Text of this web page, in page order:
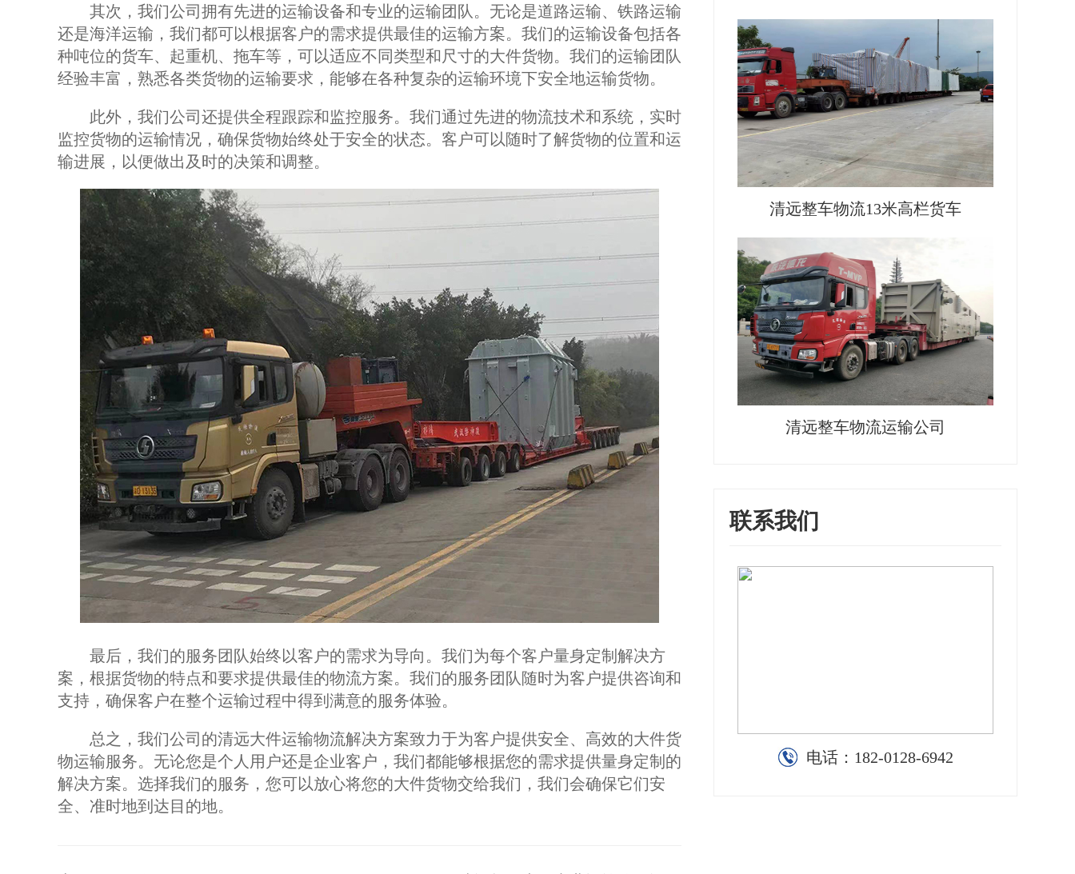
其次，我们公司拥有先进的运输设备和专业的运输团队。无论是道路运输、铁路运输
还是海洋运输，我们都可以根据客户的需求提供最佳的运输方案。我们的运输设备包括各
种吨位的货车、起重机、拖车等，可以适应不同类型和尺寸的大件货物。我们的运输团队
经验丰富，熟悉各类货物的运输要求，能够在各种复杂的运输环境下安全地运输货物。
此外，我们公司还提供全程跟踪和监控服务。我们通过先进的物流技术和系统，实时
监控货物的运输情况，确保货物始终处于安全的状态。客户可以随时了解货物的位置和运
输进展，以便做出及时的决策和调整。
最后，我们的服务团队始终以客户的需求为导向。我们为每个客户量身定制解决方
案，根据货物的特点和要求提供最佳的物流方案。我们的服务团队随时为客户提供咨询和
支持，确保客户在整个运输过程中得到满意的服务体验。
总之，我们公司的清远大件运输物流解决方案致力于为客户提供安全、高效的大件货
物运输服务。无论您是个人用户还是企业客户，我们都能够根据您的需求提供量身定制的
解决方案。选择我们的服务，您可以放心将您的大件货物交给我们，我们会确保它们安
全、准时地到达目的地。
清远整车物流13米高栏货车
清远整车物流运输公司
联系我们
电话： 182-0128-6942